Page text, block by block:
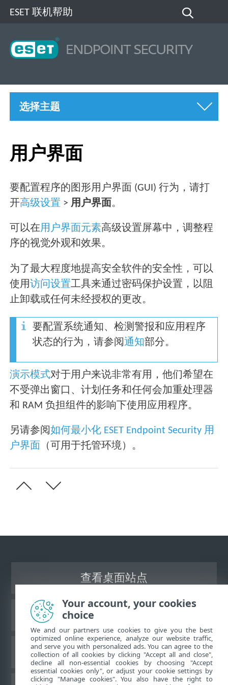
ESET 联机帮助
选择主题
用户界面
要配置程序的图形用户界面 (GUI) 行为，请打
开高级设置 >用户界面 。
可以在用户界面元素高级设置屏幕中，调整程
序的视觉外观和效果。
为了最大程度地提高安全软件的安全性，可以
使用访问设置工具来通过密码保护设置，以阻
止卸载或任何未经授权的更改。
要配置系统通知、检测警报和应用程序
状态的行为，请参阅通知部分。
演示模式对于用户来说非常有用，他们希望在
不受弹出窗口、计划任务和任何会加重处理器
和 RAM 负担组件的影响下使用应用程序。
另请参阅如何最小化 ESET Endpoint Security 用
户界面
（可用于托管环境）。
查看桌面站点
ESET 知识库
ESET 论坛
Your account, your cookies
choice
We and our partners use cookies to give you the best
optimized online experience, analyze our website traffic,
and serve you with personalized ads. You can agree to the
collection of all cookies by clicking "Accept all and close",
decline all non-essential cookies by choosing "Accept
essential cookies only", or adjust your cookie settings by
clicking "Manage cookies". You also have the right to